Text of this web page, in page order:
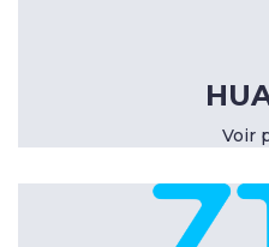
Voir